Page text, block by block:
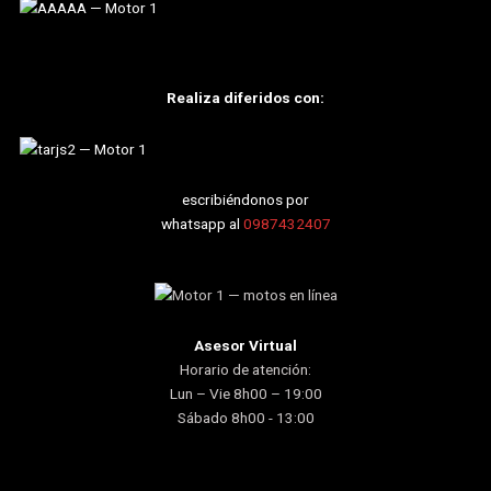
Realiza diferidos con:
escribiéndonos por
whatsapp al 0987432407
Asesor Virtual
Horario de atención:
Lun – Vie 8h00 – 19:00
Sábado 8h00 - 13:00